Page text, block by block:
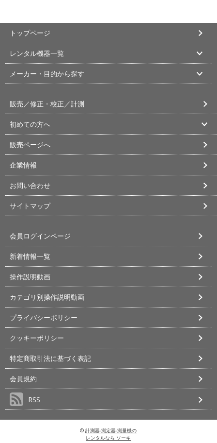
トップページ
レンタル機器一覧
メーカー・目的から探す
販売／修正・校正／計測
初めての方へ
販売ページへ
企業情報
お問い合わせ
サイトマップ
会員ログインページ
新着情報一覧
操作説明動画
カテゴリ別操作説明動画
プライバシーポリシー
クッキーポリシー
特定商取引法に基づく表記
会員規約
RSS
©計測器‧測定器‧測量機の
レンタルなら ソーキ